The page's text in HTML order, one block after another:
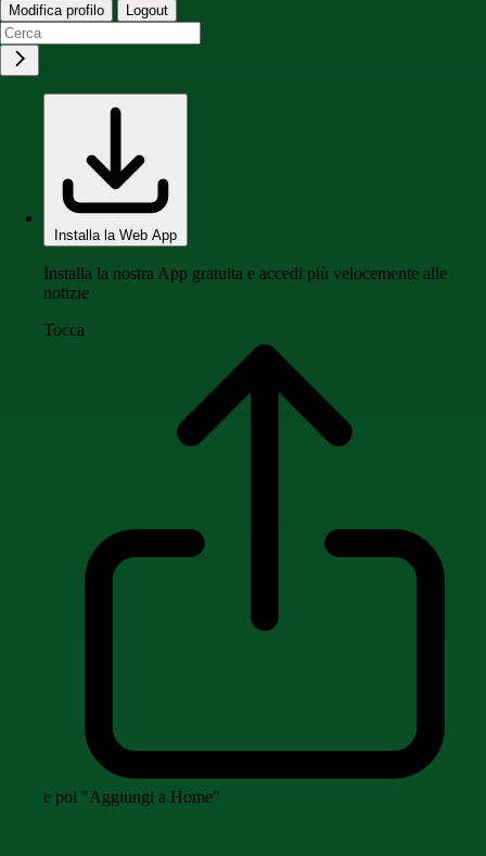
Modifica profilo Logout
Installa la Web App
Installa la nostra App gratuita e accedi più velocemente alle
notizie
Tocca
e poi "Aggiungi a Home"